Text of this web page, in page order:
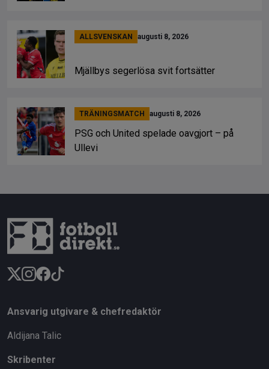
ALLSVENSKAN augusti 8, 2026
Mjällbys segerlösa svit fortsätter
TRÄNINGSMATCH augusti 8, 2026
PSG och United spelade oavgjort – på
Ullevi
Ansvarig utgivare & chefredaktör
Aldijana Talic
Skribenter